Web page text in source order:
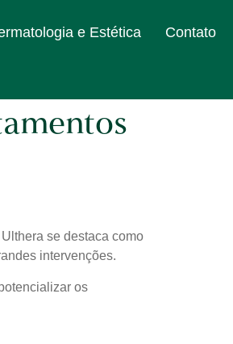
e Estética Contato
se destaca como
intervenções.
os